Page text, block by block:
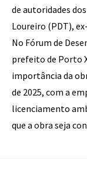
de autoridades
Loureiro (PDT),
No Fórum de
prefeito de Porto
importância da
de 2025, com a
licenciamento
que a obra seja